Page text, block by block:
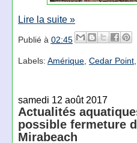
Lire la suite »
Publié à 02:45
Labels: Amérique, Cedar Point,
samedi 12 août 2017
Actualités
possible fermeture
Mirabeach